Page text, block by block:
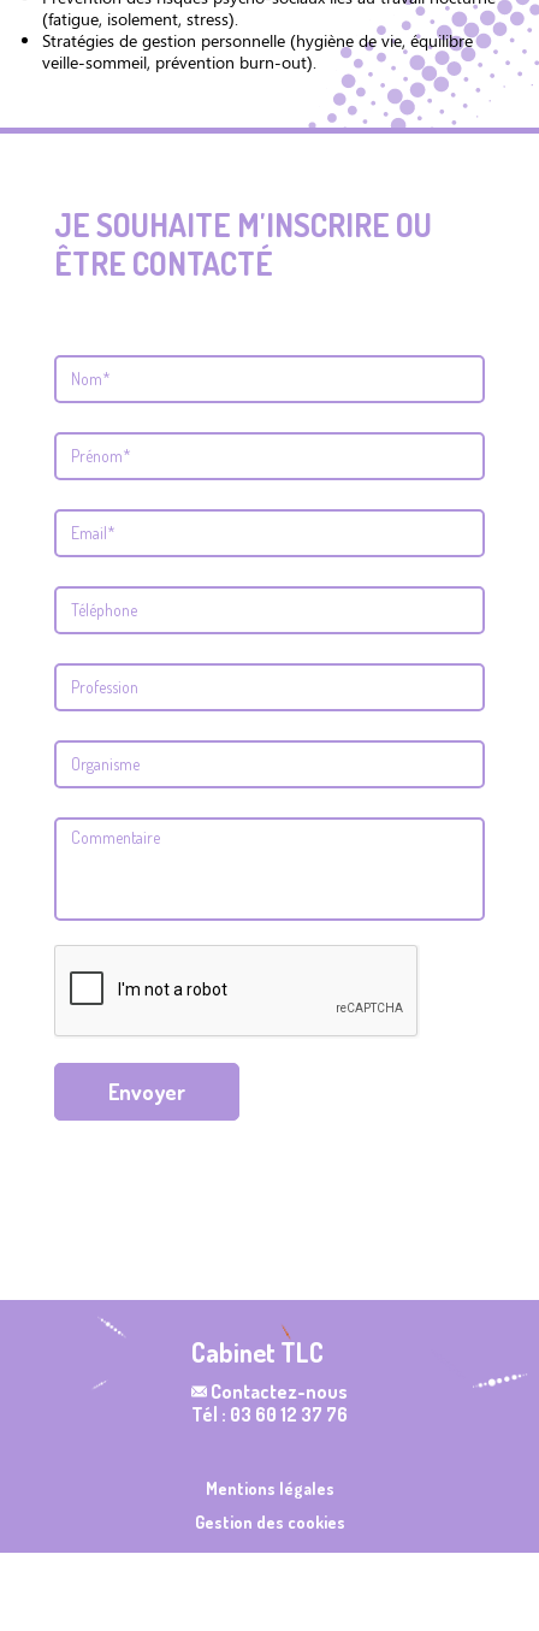
(fatigue, isolement, stress).
Stratégies de gestion personnelle (hygiène de vie, équilibre
veille-sommeil, prévention burn-out).
JE SOUHAITE M'INSCRIRE OU
ÊTRE CONTACTÉ
Envoyer
Cabinet TLC
Contactez-nous
Tél : 03 60 12 37 76
Mentions légales
Gestion des cookies